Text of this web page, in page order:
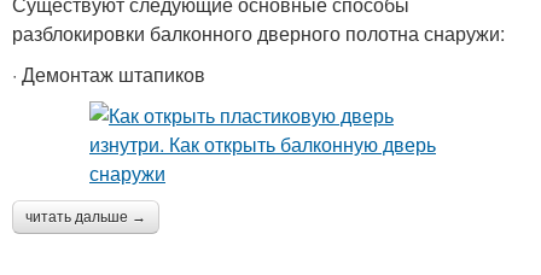
разблокировки балконного дверного полотна снаружи:
· Демонтаж штапиков
читать дальше →